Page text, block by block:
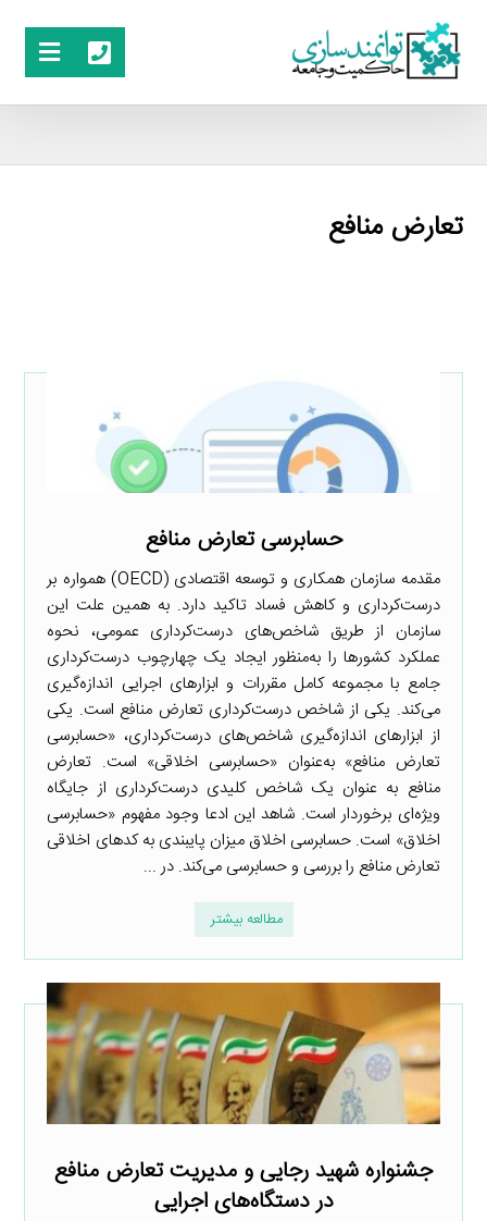
تعارض منافع
حسابرسی تعارض منافع
مقدمه سازمان همکاری و توسعه اقتصادی (OECD) همواره بر
درست‌کرداری و کاهش فساد تاکید دارد. به همین علت این
سازمان از طریق شاخص‌های درست‌کرداری‌ عمومی، نحوه
عملکرد کشورها را به‌منظور ایجاد یک چهارچوب درست‌کرداری
جامع با مجموعه کامل مقررات و ابزارهای اجرایی اندازه‌گیری
می‌کند. یکی از شاخص درست‌کرداری ‌تعارض منافع است. یکی
از ابزارهای اندازه‌گیری شاخص‌های درست‌کرداری،‌ «حسابرسی
تعارض منافع» به‌عنوان «حسابرسی اخلاقی» است. تعارض
منافع به عنوان یک شاخص کلیدی درست‌کرداری از جایگاه
ویژه‌ای برخوردار است. شاهد این ادعا وجود مفهوم «حسابرسی
اخلاق» است. حسابرسی اخلاق میزان پایبندی به کدهای اخلاقی
تعارض منافع را بررسی و حسابرسی می‌کند. در ...
مطالعه بیشتر
جشنواره شهید رجایی و مدیریت تعارض منافع
در دستگاه‌های اجرایی